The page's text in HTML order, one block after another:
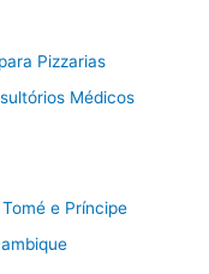
Pizzarias
Médicos
e Príncipe